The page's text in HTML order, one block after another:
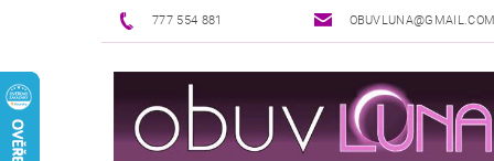
777 554 881